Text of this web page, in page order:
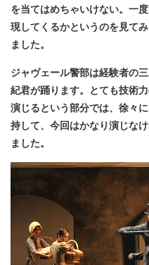
を当てはめちゃいけない。一
現してくるかというのを見て
ました。
ジャヴェール警部は経験者の
紀君が踊ります。とても技術
演じるという部分では、徐々
持して、今回はかなり演じな
ました。